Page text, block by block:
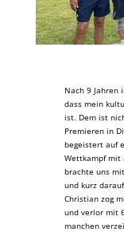
Nach 9 Jahren
dass mein
ist. Dem ist
Premieren in
begeistert auf
Wettkampf mit
brachte uns
und kurz
Christian zog
und verlor mit
manchen